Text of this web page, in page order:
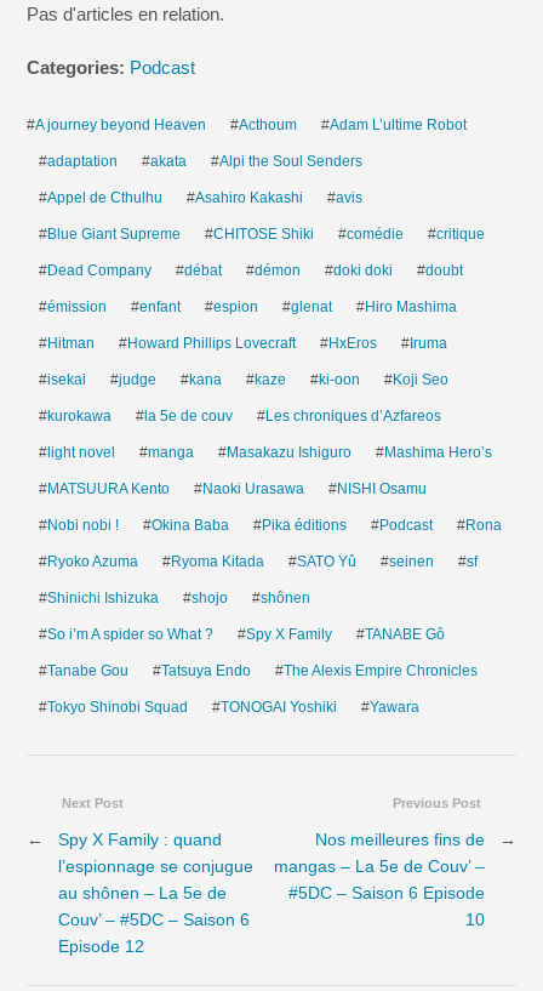
Pas d'articles en relation.
Categories: Podcast
#A journey beyond Heaven #Acthoum #Adam L’ultime Robot
#adaptation #akata #Alpi the Soul Senders
#Appel de Cthulhu #Asahiro Kakashi #avis
#Blue Giant Supreme #CHITOSE Shiki #comédie #critique
#Dead Company #débat #démon #doki doki #doubt
#émission #enfant #espion #glenat #Hiro Mashima
#Hitman #Howard Phillips Lovecraft #HxEros # Iruma
#isekai #judge #kana #kaze #ki-oon #Koji Seo
#kurokawa # la 5e de couv #Les chroniques d’Azfareos
# light novel #manga #Masakazu Ishiguro #Mashima Hero’s
#MATSUURA Kento #Naoki Urasawa #NISHI Osamu
#Nobi nobi ! #Okina Baba #Pika éditions #Podcast #Rona
#Ryoko Azuma #Ryoma Kitada #SATO Yû #seinen #sf
#Shinichi Ishizuka #shojo #shônen
#So i’m A spider so What ? #Spy X Family #TANABE Gô
#Tanabe Gou #Tatsuya Endo #The Alexis Empire Chronicles
#Tokyo Shinobi Squad #TONOGAI Yoshiki #Yawara
Previous Post
Nos meilleures fins de
mangas – La 5e de Couv’ –
#5DC – Saison 6 Episode
10
→
Next Post
←
Spy X Family : quand
l’espionnage se conjugue
au shônen – La 5e de
Couv’ – #5DC – Saison 6
Episode 12